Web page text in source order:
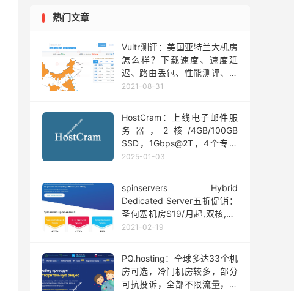
热门文章
Vultr测评：美国亚特兰大机房
怎么样？下载速度、速度延
迟、路由丢包、性能测评、流
媒体解锁
2021-08-31
HostCram：上线电子邮件服
务器，2核/4GB/100GB
SSD，1Gbps@2T，4个专用
IP，最高可达256个IP，月付
2025-01-03
spinservers Hybrid
Dedicated Server五折促销：
圣何塞机房$19/月起,双核,8G
内存,200G SSD,10TB月流量
2021-02-19
PQ.hosting：全球多达33个机
房可选，冷门机房较多，部分
可抗投诉，全部不限流量，月